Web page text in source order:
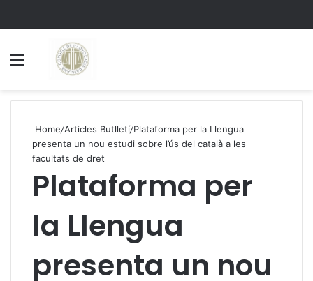
Home/Articles Butlletí/Plataforma per la Llengua
presenta un nou estudi sobre l’ús del català a les
facultats de dret
Plataforma per
la Llengua
presenta un nou